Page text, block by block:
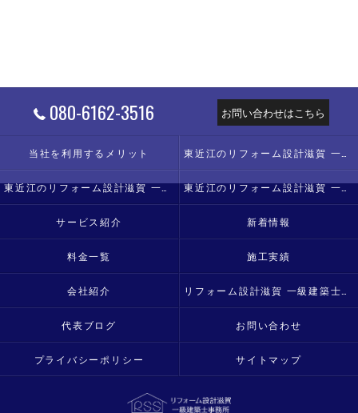
080-6162-3516 お問い合わせはこちら
当社を利用するメリット
東近江のリフォーム設計滋賀 一級建築士事務所の評判 東近江のリフォーム設計滋賀 一級建築士事務所のお客様の声
サービス紹介 新着情報
料金一覧 施工実績
会社紹介
代表ブログ お問い合わせ
プライバシーポリシー サイトマップ